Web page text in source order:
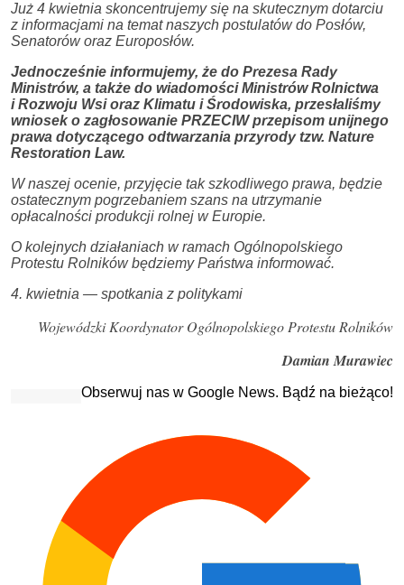
Już 4 kwietnia skoncentrujemy się na skutecznym dotarciu
z informacjami na temat naszych postulatów do Posłów,
Senatorów oraz Europosłów.
Jednocześnie informujemy, że do Prezesa Rady
Ministrów, a także do wiadomości Ministrów Rolnictwa
i Rozwoju Wsi oraz Klimatu i Środowiska, przesłaliśmy
wniosek o zagłosowanie PRZECIW przepisom unijnego
prawa dotyczącego odtwarzania przyrody tzw. Nature
Restoration Law.
W naszej ocenie, przyjęcie tak szkodliwego prawa, będzie
ostatecznym pogrzebaniem szans na utrzymanie
opłacalności produkcji rolnej w Europie.
O kolejnych działaniach w ramach Ogólnopolskiego
Protestu Rolników będziemy Państwa informować.
4. kwietnia — spotkania z politykami
Wojewódzki Koordynator Ogólnopolskiego Protestu Rolników
Damian Murawiec
Obserwuj nas w Google News. Bądź na bieżąco!